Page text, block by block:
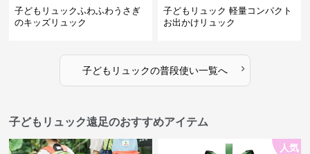
子どもリュックふわふわうさぎ
のキッズリュック
子どもリュック 軽量コンパクト
お出かけリュック
子どもリュックの普段使い一覧へ ›
子どもリュック遠足のおすすめアイテム
人気